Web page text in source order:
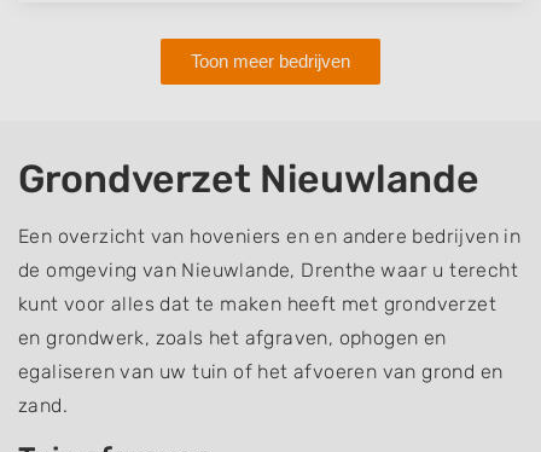
Toon meer bedrijven
Grondverzet Nieuwlande
Een overzicht van hoveniers en en andere bedrijven in
de omgeving van Nieuwlande, Drenthe waar u terecht
kunt voor alles dat te maken heeft met grondverzet
en grondwerk, zoals het afgraven, ophogen en
egaliseren van uw tuin of het afvoeren van grond en
zand.